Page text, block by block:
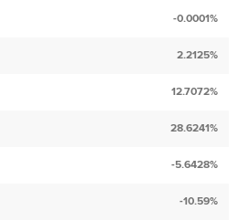
-0.0001%
2.2125%
12.7072%
28.6241%
-5.6428%
-10.59%